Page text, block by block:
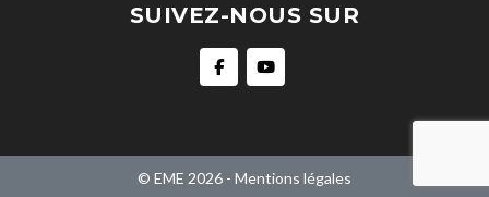
SUIVEZ-NOUS SUR
© EME 2026 - Mentions légales